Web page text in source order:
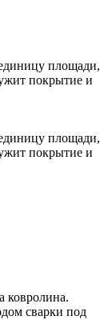
площади,
покрытие и
площади,
покрытие и
ковролина.
сварки под